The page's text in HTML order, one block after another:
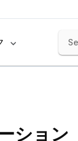
ション